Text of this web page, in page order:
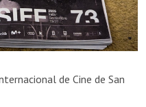
de Cine de San